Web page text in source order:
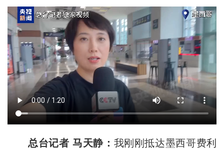
总台记者 马天静： 我刚刚抵达墨西哥费利